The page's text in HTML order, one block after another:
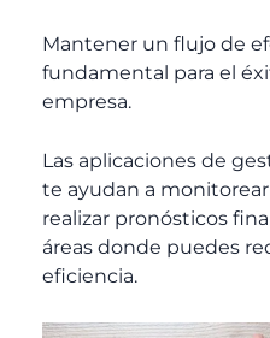
Mantener un flujo de
fundamental para el
empresa.
Las aplicaciones de
te ayudan a
realizar pronósticos
áreas donde puedes
eficiencia.